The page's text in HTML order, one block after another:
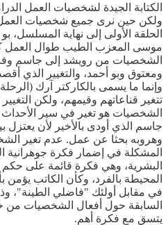
الكتابة الجيدة لشخصيات العمل
ولكن حين نرى جميع شخصيات العمل
الحلقة الأولى إلى نهاية
موسى المعزب الطيب طوال العمل
الشخصيات من رويشد إلى جاسم
ومعتوق وبو أحمد، والتغيير الذي
وإنما ما يسمى بالكاركتر آرك
تتغير قناعاتهم وقيمهم، ولكن
الشخصيات هو تغير في سير
جاسم الذي أودى بالأخير لأن يعتزل
وهروبه بحثا عن عمل. عدم تغير
المشكلة في إضمار فكرة جوهرانية
البشرية، وهي فكرة قائمة على
المحيطة بالفرد، وكأن الكاتب
في مقابل أولئك "فاضلي الطينة"،
السابقة حول أفعال الشخصيات
يتسق مع فكرة أهم.